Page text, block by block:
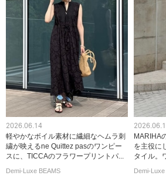
2026.06.14
軽やかなボイル素材に繊細なヘムラ刺
繍が映えるne Quittez pasのワンピー
スに、TICCAのフラワープリントパ...
Demi-Luxe BEAMS
MARIHA
を主役に
タイル。
Demi-